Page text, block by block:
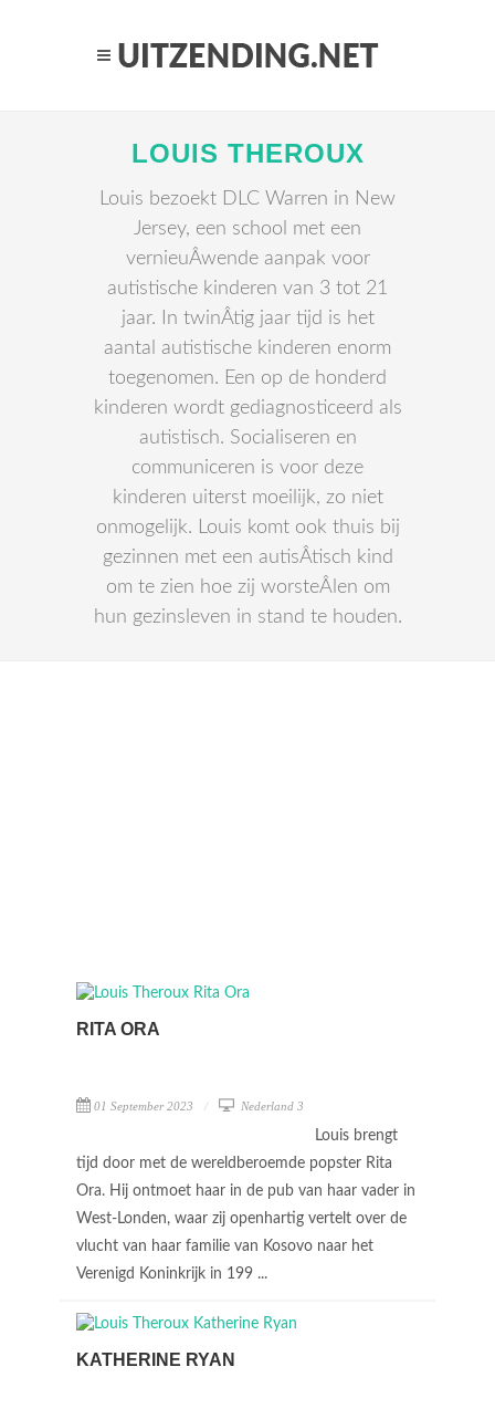
LOUIS THEROUX
Louis bezoekt DLC Warren in New
Jersey, een school met een
vernieuÂ­wende aanpak voor
autistische kinderen van 3 tot 21
jaar. In twinÂ­tig jaar tijd is het
aantal autistische kinderen enorm
toegenomen. Een op de honderd
kinderen wordt gediagnosticeerd als
autistisch. Socialiseren en
communiceren is voor deze
kinderen uiterst moeilijk, zo niet
onmogelijk. Louis komt ook thuis bij
gezinnen met een autisÂ­tisch kind
om te zien hoe zij worsteÂ­len om
hun gezinsleven in stand te houden.
RITA ORA
01 September 2023 Nederland 3
Louis brengt
tijd door met de wereldberoemde popster Rita
Ora. Hij ontmoet haar in de pub van haar vader in
West-Londen, waar zij openhartig vertelt over de
vlucht van haar familie van Kosovo naar het
Verenigd Koninkrijk in 199 ...
KATHERINE RYAN